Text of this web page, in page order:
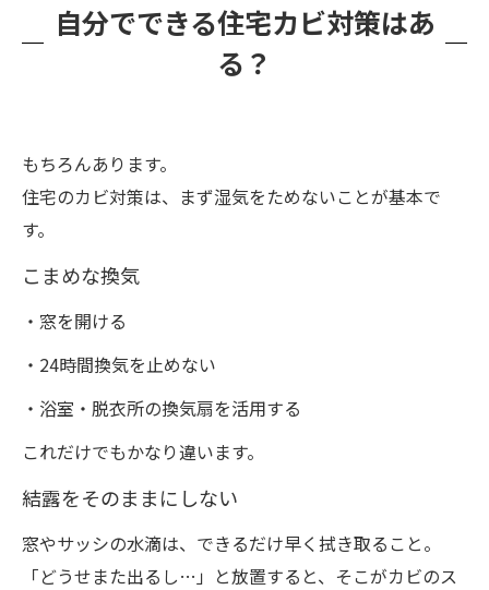
自分でできる住宅カビ対策はあ
る？
もちろんあります。
住宅のカビ対策は、まず湿気をためないことが基本で
す。
こまめな換気
・窓を開ける
・24時間換気を止めない
・浴室・脱衣所の換気扇を活用する
これだけでもかなり違います。
結露をそのままにしない
窓やサッシの水滴は、できるだけ早く拭き取ること。
「どうせまた出るし…」と放置すると、そこがカビのス